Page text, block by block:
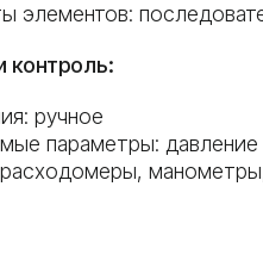
элементов:
контроль:
ручное
параметры: давление